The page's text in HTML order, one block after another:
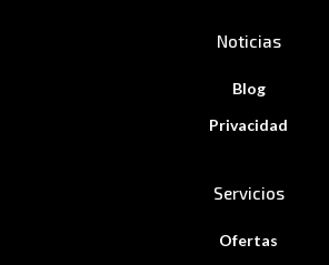
Noticias
Blog
Privacidad
Servicios
Ofertas